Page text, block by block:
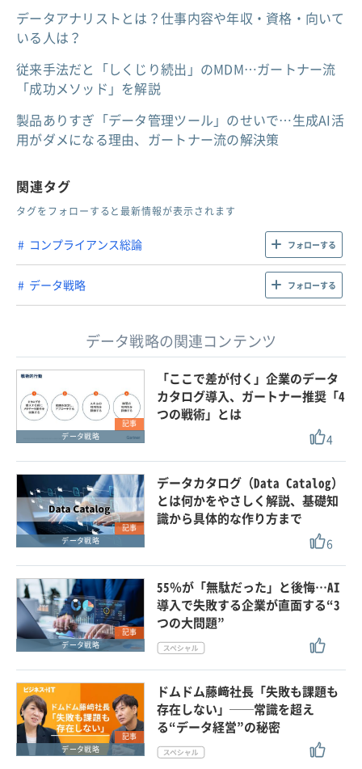
データアナリストとは？仕事内容や年収・資格・向いて
いる人は？
従来手法だと「しくじり続出」のMDM…ガートナー流
「成功メソッド」を解説
製品ありすぎ「データ管理ツール」のせいで…生成AI活
用がダメになる理由、ガートナー流の解決策
関連タグ
タグをフォローすると最新情報が表示されます
コンプライアンス総論 フォローする
データ戦略 フォローする
データ戦略の関連コンテンツ
記事
データ戦略
「ここで差が付く」企業のデータ
カタログ導入、ガートナー推奨「4
つの戦術」とは
4
記事
データ戦略
データカタログ（Data Catalog）
とは何かをやさしく解説、基礎知
識から具体的な作り方まで
6
記事
データ戦略
55％が「無駄だった」と後悔…AI
導入で失敗する企業が直面する“3
つの大問題”
記事
データ戦略
ドムドム藤﨑社長「失敗も課題も
存在しない」──常識を超え
る“データ経営”の秘密